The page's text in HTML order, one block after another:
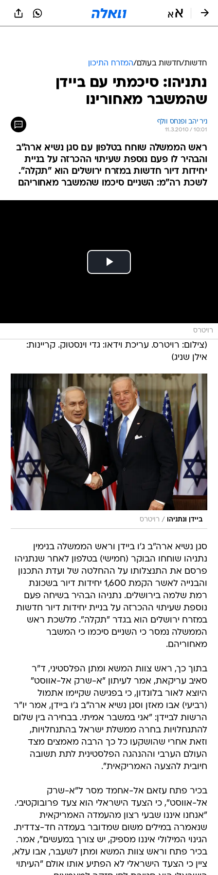
חדשות/חדשות בעולם/המזרח התיכון
נתניהו: סיכמתי עם ביידן
שהמשבר מאחורינו
ניר יהב ופנחס וולף
11.3.2010 / 10:01
ראש הממשלה שוחח בטלפון עם סגן נשיא ארה"ב
והבהיר לו פעם נוספת שעיתוי ההכרזה על בניית
יחידות דיור חדשות במזרח ירושלים הוא "תקלה".
לשכת רה"מ: השניים סיכמו שהמשבר מאחוריהם
רויטרס
(צילום: רויטרס. עריכת וידאו: גדי וינסטוק. קריינות:
אילן שניג)
ביידן ונתניהו / רויטרס
סגן נשיא ארה"ב ג'ו ביידן וראש הממשלה בנימין
נתניהו שוחחו הבוקר (חמישי) בטלפון לאחר שנתניהו
פרסם את התנצלותו על ההחלטה של ועדת התכנון
והבנייה לאשר הקמת 1,600 יחידות דיור בשכונת
רמת שלמה בירושלים. נתניהו הבהיר בשיחה פעם
נוספת שעיתוי ההכרזה על בניית יחידות דיור חדשות
במזרח ירושלים הוא בגדר "תקלה". מלשכת ראש
הממשלה נמסר כי השניים סיכמו כי המשבר
מאחוריהם.
בתוך כך, ראש צוות המשא ומתן הפלסטיני, ד"ר
סאיב עריקאת, אמר לעיתון "א-שרק אל-אווסט"
היוצא לאור בלונדון, כי בפגישה שקיימו אתמול
(רביעי) אבו מאזן וסגן נשיא ארה"ב ג'ו ביידן, אמר יו"ר
הרשות לביידן: "אני במשבר אמיתי. בבחירה בין שלום
להתנחלויות בחרה ממשלת ישראל בהתנחלויות,
וזאת אחרי שהושקעו כל כך הרבה מאמצים מצד
העולם הערבי וההנהגה הפלסטינית לתת תשובה
חיובית להצעה האמריקאית".
בכיר פתח עזאם אל-אחמד מסר ל"א-שרק
אל-אווסט", כי הצעד הישראלי הוא צעד פרובוקטיבי.
"אנחנו איננו שבעי רצון מהעמדה האמריקאית
שנאמרה במילים משום שמדובר בעמדה חד-צדדית.
הגינוי המילולי איננו מספיק, יש צורך במעשים", אמר.
בכיר פתח וראש צוות המשא ומתן לשעבר, אבו עלא,
ציין כי הצעד הישראלי לא הפתיע אותו אולם "העיתוי